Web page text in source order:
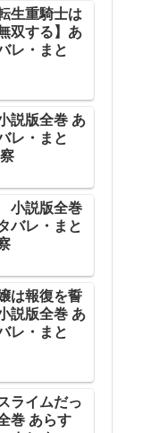
生重騎士は
双する】あ
レ・まと
説版全巻 あ
レ・まと
小説版全巻
バレ・まと
は報復を誓
説版全巻 あ
レ・まと
ライムだっ
巻 あらす